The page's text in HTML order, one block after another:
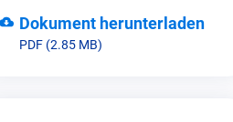
Dokument herunterladen
PDF (2.85 MB)